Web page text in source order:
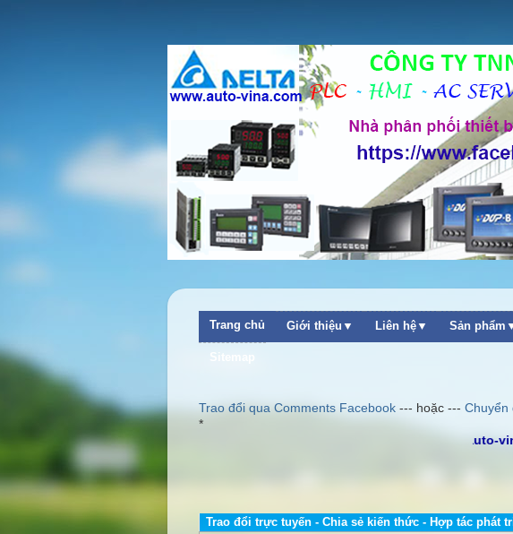
Trang chủ Giới thiệu▼ Liên hệ▼ Sản
Sitemap
Trao đổi qua Comments Facebook --- hoặc --- Chuyển
*
www.dailybientandelta.com/ +++ http://www.auto-vina.com/ +++
Trao đổi trực tuyến - Chia sẻ kiến thức - Hợp tác phát
++